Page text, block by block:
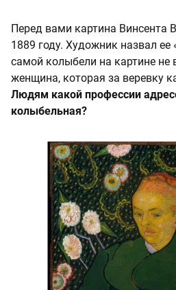
Перед вами картина Винсента
1889 году. Художник назвал ее
самой колыбели на картине
женщина, которая за веревку
Людям какой профессии
колыбельная?
Рыбакам. Колыбель
котором, подобно детям в